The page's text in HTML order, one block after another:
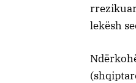
lekësh